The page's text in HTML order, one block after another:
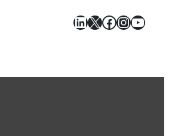
LinkedIn
X Facebook